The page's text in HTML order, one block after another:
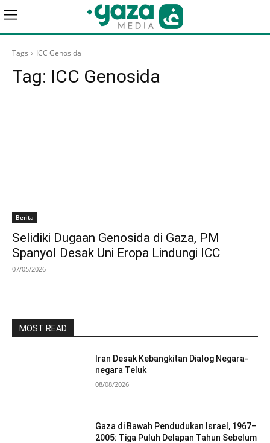
Tags ICC Genosida
Tag: ICC Genosida
Berita
Selidiki Dugaan Genosida di Gaza, PM
Spanyol Desak Uni Eropa Lindungi ICC
07/05/2026
MOST READ
Iran Desak Kebangkitan Dialog Negara-
negara Teluk
08/08/2026
Gaza di Bawah Pendudukan Israel, 1967–
2005: Tiga Puluh Delapan Tahun Sebelum